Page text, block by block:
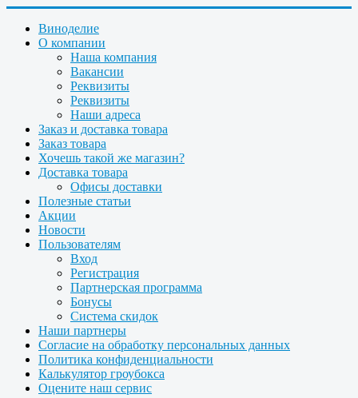
Виноделие
О компании
Наша компания
Вакансии
Реквизиты
Реквизиты
Наши адреса
Заказ и доставка товара
Заказ товара
Хочешь такой же магазин?
Доставка товара
Офисы доставки
Полезные статьи
Акции
Новости
Пользователям
Вход
Регистрация
Партнерская программа
Бонусы
Система скидок
Наши партнеры
Согласие на обработку персональных данных
Политика конфиденциальности
Калькулятор гроубокса
Оцените наш сервис